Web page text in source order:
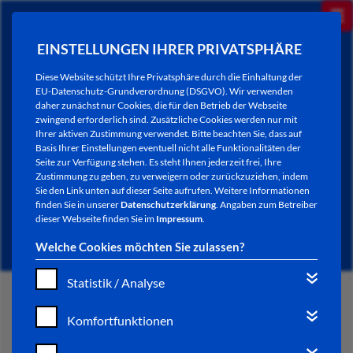
EINSTELLUNGEN IHRER PRIVATSPHÄRE
Diese Website schützt Ihre Privatsphäre durch die Einhaltung der
EU-Datenschutz-Grundverordnung (DSGVO). Wir verwenden
daher zunächst nur Cookies, die für den Betrieb der Webseite
zwingend erforderlich sind. Zusätzliche Cookies werden nur mit
Ihrer aktiven Zustimmung verwendet. Bitte beachten Sie, dass auf
Basis Ihrer Einstellungen eventuell nicht alle Funktionalitäten der
Seite zur Verfügung stehen. Es steht Ihnen jederzeit frei, Ihre
Zustimmung zu geben, zu verweigern oder zurückzuziehen, indem
Sie den Link unten auf dieser Seite aufrufen. Weitere Informationen
finden Sie in unsererDatenschutzerklärung. Angaben zum Betreiber
dieser Webseite finden Sie im Impressum.
Welche Cookies möchten Sie zulassen?
Statistik / Analyse
Komfortfunktionen
NEWSLETTER / CITY LETTER
START